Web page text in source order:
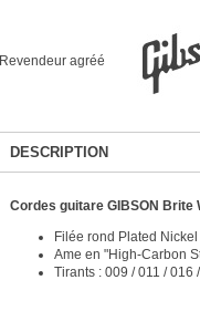
Revendeur agréé
DESCRIPTION
Cordes guitare GIBSON
Filée rond Plated Nickel
Ame en "High-Carbon
Tirants : 009 / 011 / 016